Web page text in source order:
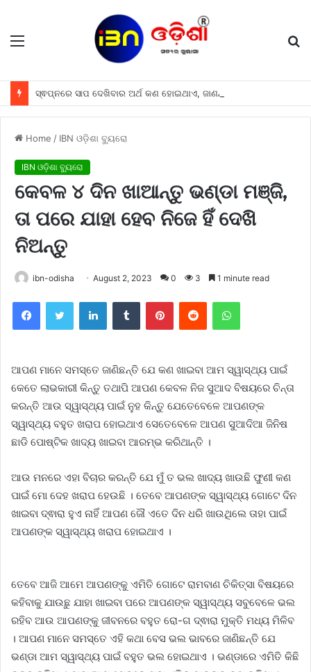
Menu
ସ୍ଵପ୍ନରେ ସାପ ଦେଖିବାର ଅର୍ଥ କଣ ହୋଇଥାଏ, ଜାଣନ୍ତୁ
Home / IBN ଓଡ଼ିଶା ବ୍ୟୁରୋ
IBN ଓଡ଼ିଶା ବ୍ୟୁରୋ
କେବଳ ୪ ଦିନ ଖାଆନ୍ତୁ ଭଣ୍ଡା ମଞ୍ଜି,
ତା ପରେ ଯାହା ହେବ ନିଜେ ହିଁ ଦେଖି
ନିଅନ୍ତୁ
ibn-odisha August 2, 2023 0 3 1 minute read
FacebookTwitter LinkedInTumblr PinterestReddit WhatsApp
ଆପଣ ମାନେ ସମସ୍ତେ ଜାଣିଛନ୍ତି ଯେ କଣ ଖାଇବା ଆମ ସ୍ୱାସ୍ଥ୍ୟ ପାଇଁ
କେତେ ଲାଭକାରୀ କିନ୍ତୁ ତଥାପି ଆପଣ କେବଳ ନିଜ ସୁଆଦ ବିଷୟରେ ଚିନ୍ତା
କରନ୍ତି ଆଉ ସ୍ୱାସ୍ଥ୍ୟ ପାଇଁ ନୁହ କିନ୍ତୁ ଯେତେବେଳେ ଆପଣଙ୍କ
ସ୍ୱାସ୍ଥ୍ୟ ବହୁତ ଖରାପ ହୋଇଥାଏ ସେତେବେଳେ ଆପଣ ସୁଆଦିଆ ଜିନିଷ
ଛାଡି ପୋଷ୍ଟିକ ଖାଦ୍ୟ ଖାଇବା ଆରମ୍ଭ କରିଥାନ୍ତି ।
ଆଉ ମନରେ ଏହା ବିଚାର କରନ୍ତି ଯେ ମୁଁ ତ ଭଲ ଖାଦ୍ୟ ଖାଉଛି ଫୁଣୀ କଣ
ପାଇଁ ମୋ ଦେହ ଖରାପ ହେଉଛି । ତେବେ ଆପଣଙ୍କ ସ୍ୱାସ୍ଥ୍ୟ ଗୋଟେ ଦିନ
ଖାଇବା ଦ୍ଵାରା ହୁଏ ନାହିଁ ଆପଣ ଜୌ ଏତେ ଦିନ ଧରି ଖାଉଥିଲେ ତାହା ପାଇଁ
ଆପଣଙ୍କ ସ୍ୱାସ୍ଥ୍ୟ ଖରାପ ହୋଇଥାଏ ।
ତେବେ ଆଜି ଆମେ ଆପଣଙ୍କୁ ଏମିତି ଗୋଟେ ରାମବାଣ ଚିକିତ୍ସା ବିଷୟରେ
କହିବାକୁ ଯାଉଛୁ ଯାହା ଖାଇବା ପରେ ଆପଣଙ୍କ ସ୍ୱାସ୍ଥ୍ୟ ସବୁବେଳେ ଭଲ
ରହିବ ଆଉ ଆପଣଙ୍କୁ ଜୀବନରେ ବହୁତ ରୋ-ଗ ଦ୍ଵାରା ମୁକ୍ତି ମଧ୍ୟ ମିଳିବ
। ଆପଣ ମାନେ ସମସ୍ତେ ଏହି କଥା ବେସ ଭଲ ଭାବରେ ଜାଣିଛନ୍ତି ଯେ
ଭଣ୍ଡା ଆମ ସ୍ୱାସ୍ଥ୍ୟ ପାଇଁ ବହୁତ ଭଲ ହୋଇଥାଏ । ଭଣ୍ଡାରେ ଏମିତି କିଛି